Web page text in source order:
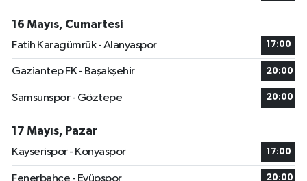
16 Mayıs, Cumartesi
Fatih Karagümrük - Alanyaspor
17:00
Gaziantep FK - Başakşehir 20:00
Samsunspor - Göztepe 20:00
17 Mayıs, Pazar
Kayserispor - Konyaspor
17:00
Fenerbahçe - Eyüpspor 20:00